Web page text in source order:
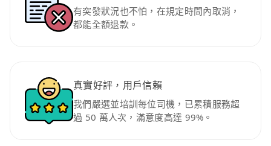
有突發狀況也不怕，在規定時間內取消，
都能全額退款。
真實好評，用戶信賴
我們嚴選並培訓每位司機，已累積服務超
過 50 萬人次，滿意度高達 99%。